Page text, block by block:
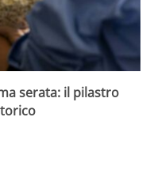
serata: il pilastro